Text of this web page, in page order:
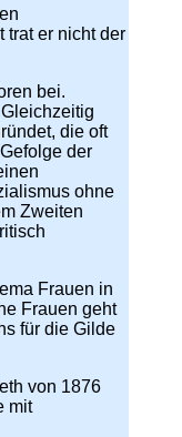
trat er nicht der
bei.
die oft
der
ohne
Zweiten
Frauen in
Frauen geht
für die Gilde
von 1876
mit